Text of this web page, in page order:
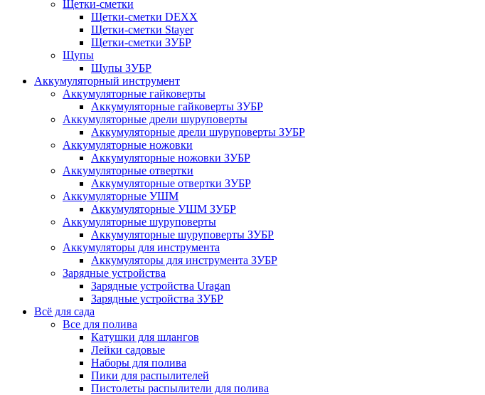
Щетки-сметки
Щетки-сметки DEXX
Щетки-сметки Stayer
Щетки-сметки ЗУБР
Щупы
Щупы ЗУБР
Аккумуляторный инструмент
Аккумуляторные гайковерты
Аккумуляторные гайковерты ЗУБР
Аккумуляторные дрели шуруповерты
Аккумуляторные дрели шуруповерты ЗУБР
Аккумуляторные ножовки
Аккумуляторные ножовки ЗУБР
Аккумуляторные отвертки
Аккумуляторные отвертки ЗУБР
Аккумуляторные УШМ
Аккумуляторные УШМ ЗУБР
Аккумуляторные шуруповерты
Аккумуляторные шуруповерты ЗУБР
Аккумуляторы для инструмента
Аккумуляторы для инструмента ЗУБР
Зарядные устройства
Зарядные устройства Uragan
Зарядные устройства ЗУБР
Всё для сада
Все для полива
Катушки для шлангов
Лейки садовые
Наборы для полива
Пики для распылителей
Пистолеты распылители для полива